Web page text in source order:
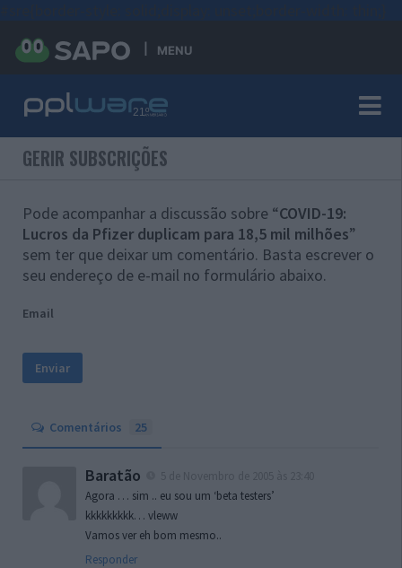
MENU
GERIR SUBSCRIÇÕES
Pode acompanhar a discussão sobre “COVID-19:
Lucros da Pfizer duplicam para 18,5 mil milhões”
sem ter que deixar um comentário. Basta escrever o
seu endereço de e-mail no formulário abaixo.
Email
Comentários 25
Baratão
Agora … sim .. eu sou um ‘beta testers’
kkkkkkkkk… vleww
Vamos ver eh bom mesmo..
Responder